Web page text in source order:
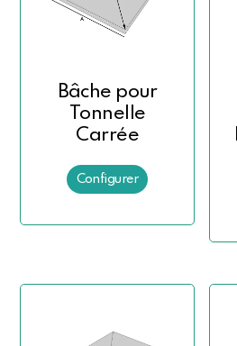
Bâche pour
Tonnelle
Carrée